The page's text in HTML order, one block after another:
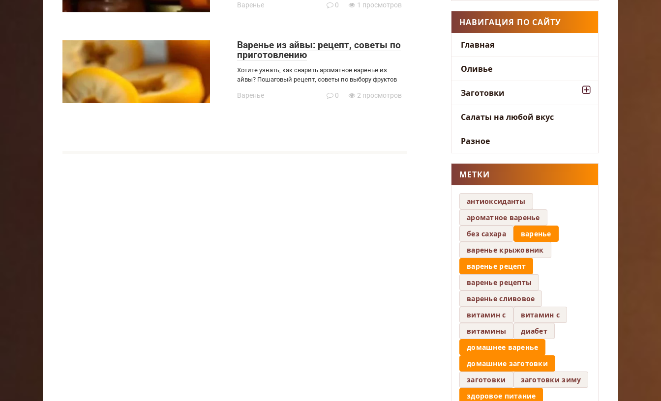
Варенье 0 1 просмотров
Варенье из айвы: рецепт, советы по
приготовлению
Хотите узнать, как сварить ароматное варенье из
айвы? Пошаговый рецепт, советы по выбору фруктов
Варенье 0 2 просмотров
НАВИГАЦИЯ ПО САЙТУ
Главная
Оливье
Заготовки
Салаты на любой вкус
Разное
МЕТКИ
антиоксиданты
ароматное варенье
без сахара
варенье
варенье крыжовник
варенье рецепт
варенье рецепты
варенье сливовое
витамин c
витамин с
витамины
диабет
домашнее варенье
домашние заготовки
заготовки
заготовки зиму
здоровое питание